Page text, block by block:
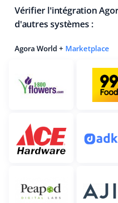
Vérifier l'intégration
d'autres systèmes :
Agora World + Marketplace